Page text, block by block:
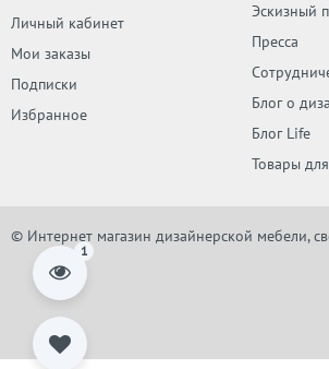
Личный кабинет
Мои заказы
Подписки
Избранное
Эскизный
Пресса
Блог о
Блог Life
Товары
© Интернет магазин дизайнерской мебели,
1